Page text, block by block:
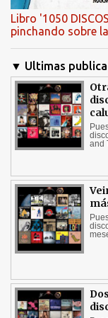
Libro '1050
pinchando sobre
▼ Ultimas
and